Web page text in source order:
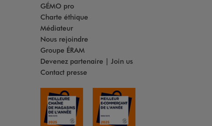
GÉMO pro
Charte éthique
Médiateur
Nous rejoindre
Groupe ÉRAM
Devenez partenaire | Join us
Contact presse